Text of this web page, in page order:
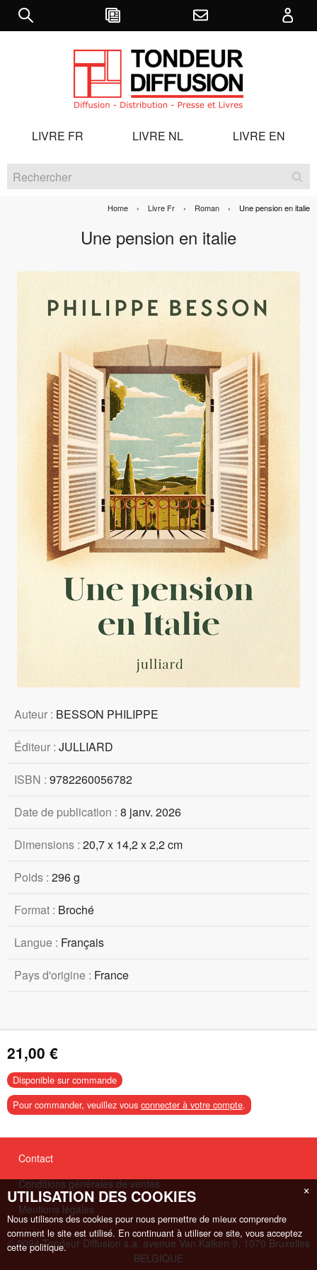
LIVRE FR LIVRE NL LIVRE EN
Home Livre Fr Roman Current:
Une pension en italie
Une pension en italie
Auteur : BESSON PHILIPPE
Éditeur : JULLIARD
ISBN : 9782260056782
Date de publication : 8 janv. 2026
Dimensions : 20,7 x 14,2 x 2,2 cm
Poids : 296 g
Format : Broché
Langue : Français
Pays d'origine : France
21,00 €
Disponible sur commande
Pour commander, veuillez vous connecter à votre compte.
Contact
Conditions générales de ventes
Mentions légales
© 2024 Tondeur Diffusion s.a. avenue Van Kalken 9, 1070 Bruxelles
BELGIQUE
×
UTILISATION DES COOKIES
Nous utilisons des cookies pour nous permettre de mieux comprendre
comment le site est utilisé. En continuant à utiliser ce site, vous acceptez
cette politique.